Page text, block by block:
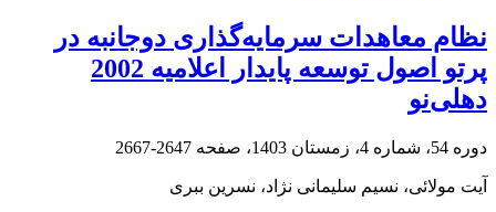
نظام معاهدات سرمایه‌گذاری دوجانبه در
پرتو اصول توسعه پایدار اعلامیه 2002
دهلی‌نو
دوره 54، شماره 4، زمستان 1403، صفحه 2647-2667
آیت مولائی، نسیم سلیمانی نژاد، نسرین ببری